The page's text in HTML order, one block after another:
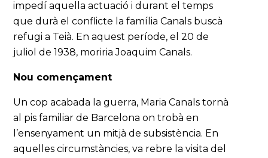
impedí aquella actuació i durant el temps
que durà el conflicte la família Canals buscà
refugi a Teià. En aquest període, el 20 de
juliol de 1938, moriria Joaquim Canals.
Nou començament
Un cop acabada la guerra, Maria Canals tornà
al pis familiar de Barcelona on trobà en
l’ensenyament un mitjà de subsistència. En
aquelles circumstàncies, va rebre la visita del